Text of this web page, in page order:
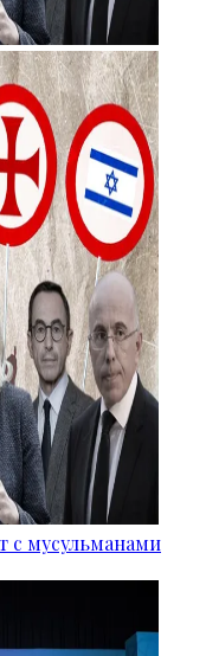
с мусульманами